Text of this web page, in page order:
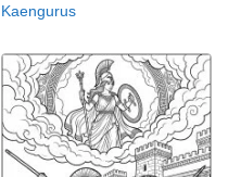
Kaengurus